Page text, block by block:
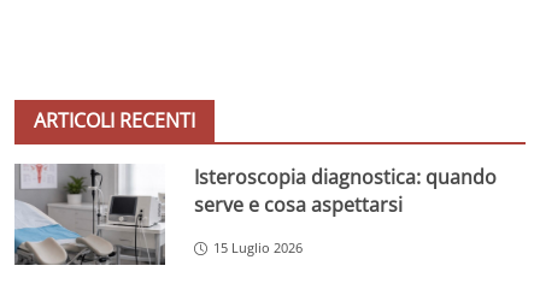
ARTICOLI RECENTI
Isteroscopia diagnostica: quando
serve e cosa aspettarsi
15 Luglio 2026